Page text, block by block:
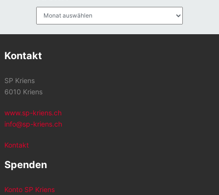
Kontakt
SP Kriens
6010 Kriens
www.sp-kriens.ch
info@sp-kriens.ch
Kontakt
Spenden
Konto SP Kriens